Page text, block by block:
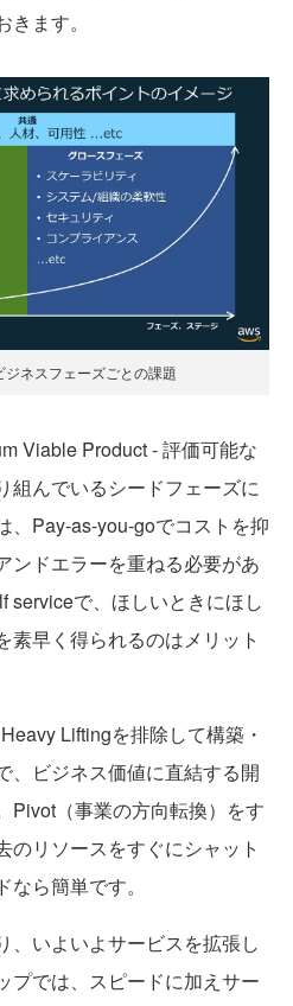
ます。
ジネスフェーズごとの課題
Viable Product - 評価可能な
組んでいるシードフェーズに
、Pay-as-you-goでコストを抑
ンドエラーを重ねる必要があ
serviceで、ほしいときにほし
素早く得られるのはメリット
Liftingを排除して構築・
、ビジネス価値に直結する開
Pivot（事業の方向転換）をす
のリソースをすぐにシャット
ら簡単です。
いよいよサービスを拡張し
プでは、スピードに加えサー